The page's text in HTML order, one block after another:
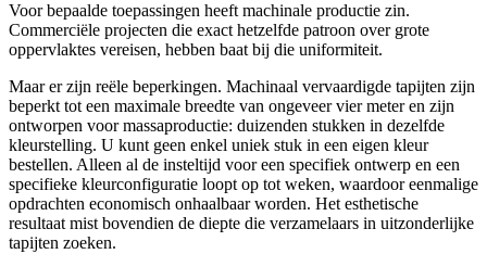
Voor bepaalde toepassingen heeft machinale productie zin.
Commerciële projecten die exact hetzelfde patroon over grote
oppervlaktes vereisen, hebben baat bij die uniformiteit.
Maar er zijn reële beperkingen. Machinaal vervaardigde tapijten zijn
beperkt tot een maximale breedte van ongeveer vier meter en zijn
ontworpen voor massaproductie: duizenden stukken in dezelfde
kleurstelling. U kunt geen enkel uniek stuk in een eigen kleur
bestellen. Alleen al de insteltijd voor een specifiek ontwerp en een
specifieke kleurconfiguratie loopt op tot weken, waardoor eenmalige
opdrachten economisch onhaalbaar worden. Het esthetische
resultaat mist bovendien de diepte die verzamelaars in uitzonderlijke
tapijten zoeken.